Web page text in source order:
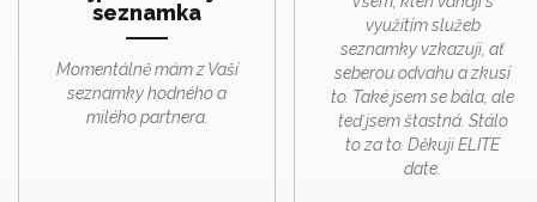
seznamka
Momentálně mám z Vaší
seznamky hodného a
milého partnera.
využitím služeb
seznamky vzkazuji, ať
seberou odvahu a zkusí
to. Také jsem se bála, ale
teď jsem štastná. Stálo
to za to. Děkuji ELITE
date.